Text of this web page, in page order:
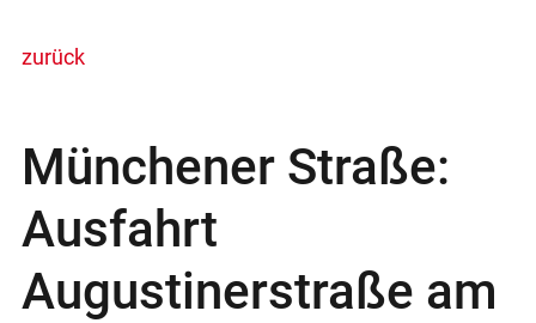
zurück
Münchener Straße:
Ausfahrt
Augustinerstraße am